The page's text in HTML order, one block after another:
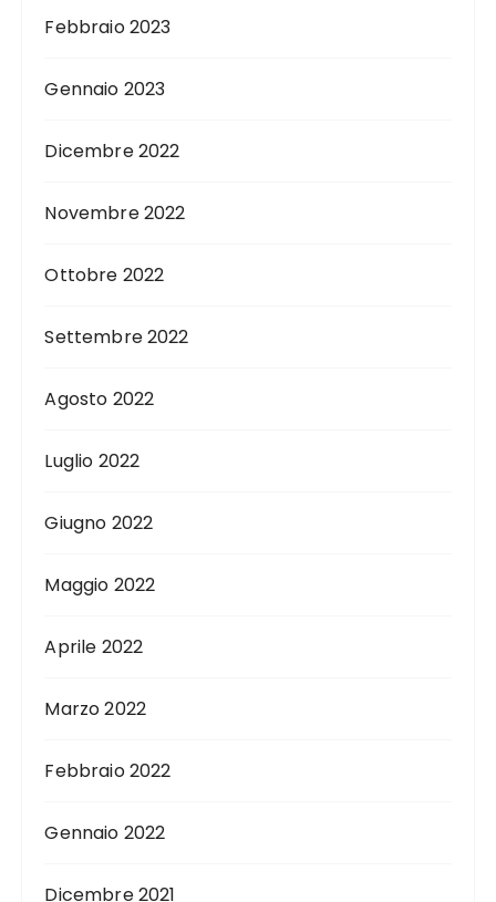
Febbraio 2023
Gennaio 2023
Dicembre 2022
Novembre 2022
Ottobre 2022
Settembre 2022
Agosto 2022
Luglio 2022
Giugno 2022
Maggio 2022
Aprile 2022
Marzo 2022
Febbraio 2022
Gennaio 2022
Dicembre 2021